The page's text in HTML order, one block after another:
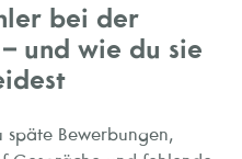
bei der
und wie du sie
späte Bewerbungen,